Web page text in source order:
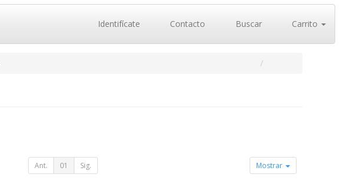
Identifícate Contacto Buscar Carrito
Ant. 01 Sig. Mostrar